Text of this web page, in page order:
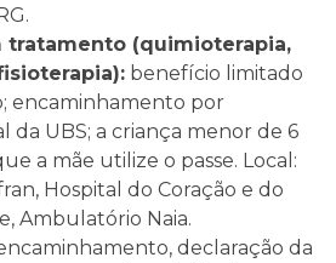
tratamento (quimioterapia,
benefício limitado
encaminhamento por
da UBS; a criança menor de 6
a mãe utilize o passe. Local:
Hospital do Coração e do
Ambulatório Naia.
declaração da